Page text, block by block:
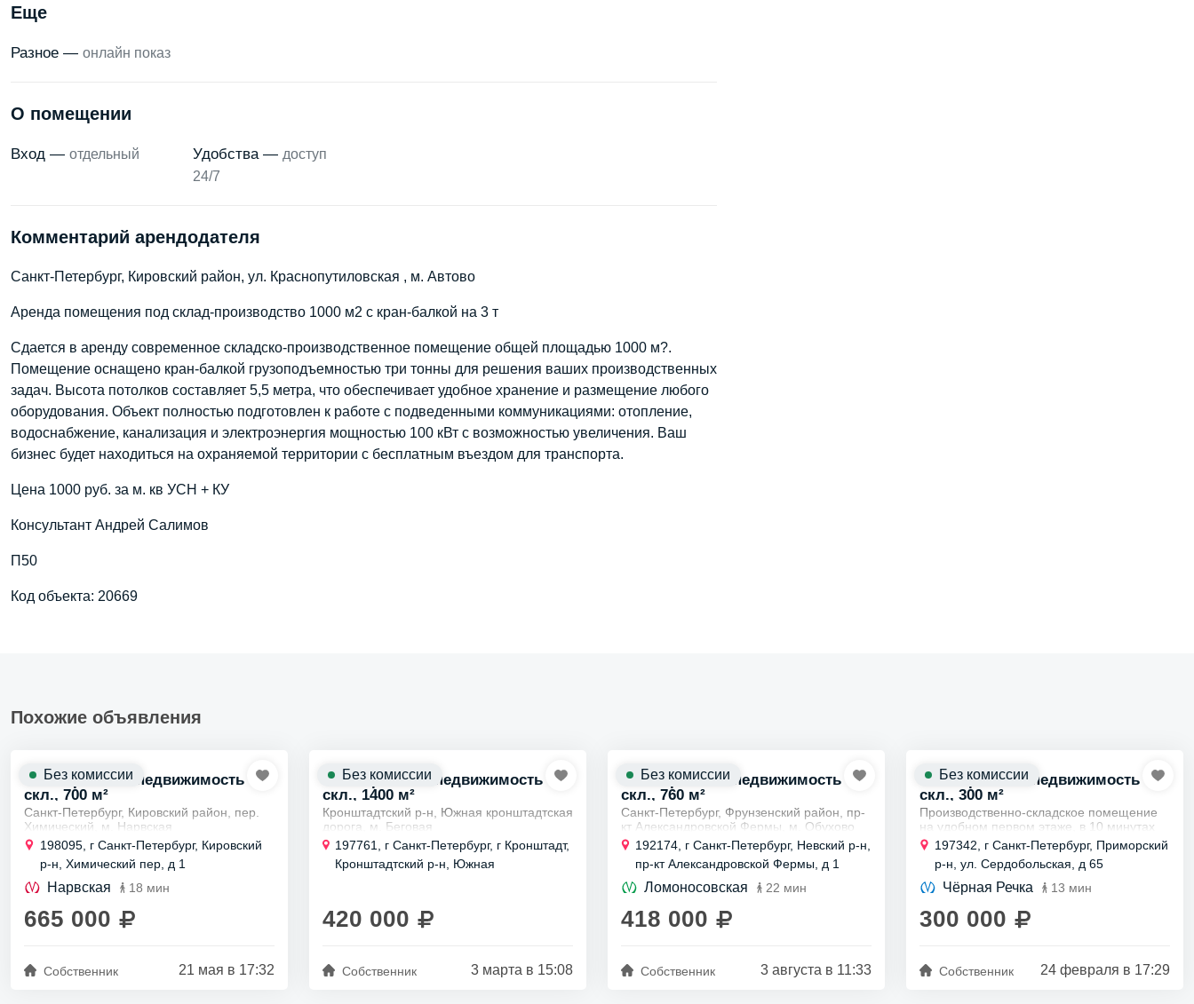
Еще
Разное — онлайн показ
О помещении
Вход — отдельный Удобства — доступ
24/7
Комментарий арендодателя
Санкт-Петербург, Кировский район, ул. Краснопутиловская , м. Автово
Аренда помещения под склад-производство 1000 м2 с кран-балкой на 3 т
Сдается в аренду современное складско-производственное помещение общей площадью 1000 м?.
Помещение оснащено кран-балкой грузоподъемностью три тонны для решения ваших производственных
задач. Высота потолков составляет 5,5 метра, что обеспечивает удобное хранение и размещение любого
оборудования. Объект полностью подготовлен к работе с подведенными коммуникациями: отопление,
водоснабжение, канализация и электроэнергия мощностью 100 кВт с возможностью увеличения. Ваш
бизнес будет находиться на охраняемой территории с бесплатным въездом для транспорта.
Цена 1000 руб. за м. кв УСН + КУ
Консультант Андрей Салимов
П50
Код объекта: 20669
Похожие объявления
Коммерческая недвижимость
скл., 700 м²
Санкт-Петербург, Кировский район, пер.
Химический, м. Нарвская
Аренда отапливаемого помещения под
склад-производство 700 м²
Сдается в аренду ангар общей площадью
700...
198095, г Санкт-Петербург, Кировский
р-н, Химический пер, д 1
Нарвская 18 мин
665 000
Собственник 21 мая в 17:32
Без комиссии
Коммерческая недвижимость
скл., 1400 м²
Кронштадтский р-н, Южная кронштадтская
дорога, м. Беговая
Аренда неотапливаемого помещения
1400 кв м под склад-производство
Управляющая компания 1000 складов...
197761, г Санкт-Петербург, г Кронштадт,
Кронштадтский р-н, Южная
420 000
Собственник 3 марта в 15:08
Без комиссии
Коммерческая недвижимость
скл., 760 м²
Санкт-Петербург, Фрунзенский район, пр-
кт Александровской Фермы, м. Обухово
Сдается в аренду неотапливаемый ангар
под склад или чистое производство 760
м2
Сдается в...
192174, г Санкт-Петербург, Невский р-н,
пр-кт Александровской Фермы, д 1
Ломоносовская 22 мин
418 000
Собственник 3 августа в 11:33
Без комиссии
Коммерческая недвижимость
скл., 300 м²
Производственно-складское помещение
на удобном первом этаже, в 10 минутах
ходьбы от м.Черная Речка.Круглосуточная
охрана,въезд под шлагбаум. Есть подъезд
для...
197342, г Санкт-Петербург, Приморский
р-н, ул. Сердобольская, д 65
Чёрная Речка 13 мин
300 000
Собственник 24 февраля в 17:29
Без комиссии